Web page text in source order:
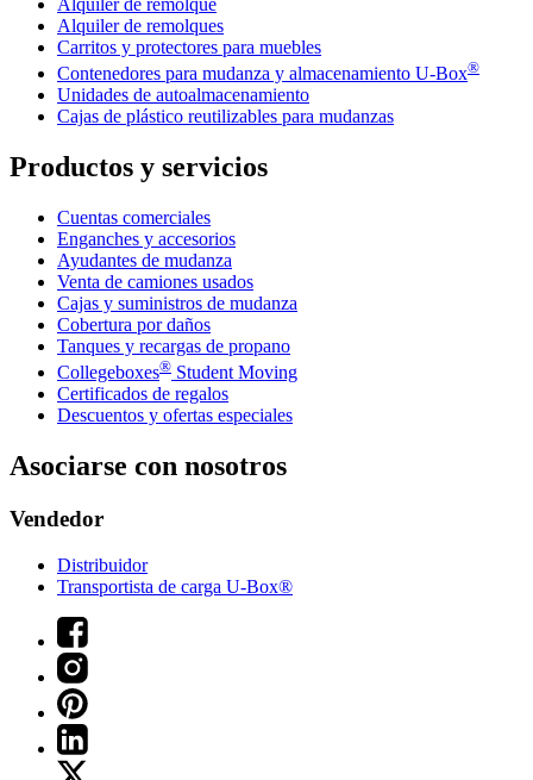
Alquiler de remolques
Carritos y protectores para muebles
Contenedores para mudanza y almacenamiento U-Box®
Unidades de autoalmacenamiento
Cajas de plástico reutilizables para mudanzas
Productos y servicios
Cuentas comerciales
Enganches y accesorios
Ayudantes de mudanza
Venta de camiones usados
Cajas y suministros de mudanza
Cobertura por daños
Tanques y recargas de propano
Collegeboxes® Student Moving
Certificados de regalos
Descuentos y ofertas especiales
Asociarse con nosotros
Vendedor
Distribuidor
Transportista de carga U-Box®